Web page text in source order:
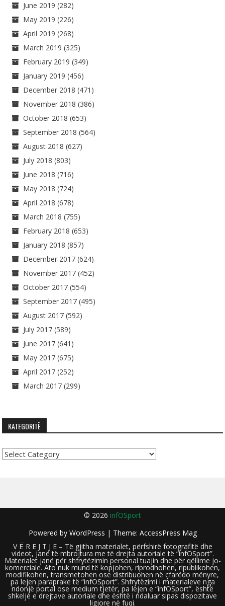
June 2019 (282)
May 2019 (226)
April 2019 (268)
March 2019 (325)
February 2019 (349)
January 2019 (456)
December 2018 (471)
November 2018 (386)
October 2018 (653)
September 2018 (564)
August 2018 (627)
July 2018 (803)
June 2018 (716)
May 2018 (724)
April 2018 (678)
March 2018 (755)
February 2018 (653)
January 2018 (857)
December 2017 (624)
November 2017 (452)
October 2017 (554)
September 2017 (495)
August 2017 (592)
July 2017 (589)
June 2017 (641)
May 2017 (675)
April 2017 (252)
March 2017 (299)
KATEGORITË
Kategoritë
© 2026 infOSport
Powered by WordPress | Theme: AccessPress Mag
V Ë R E J T J E – Të gjitha materialet, përfshirë fotografitë dhe
videot, janë të mbrojtura me të drejta autoriale të “infOSport”.
Materialet janë për shfrytëzimin personal tuajin dhe për qëllime jo-
komerciale. Ato nuk mund të kopjohen, riprodhohen, ripublikohen,
modifikohen, transmetohen ose distribuohen në çfarëdo mënyre,
pa lejen paraprake të “infOSport”. Shfrytëzimi i materialeve nga
ndonjë portal ose medium tjetër, pa lejen e “infOSport”, është
shkelje e drejtave autoriale dhe është i ndaluar sipas dispozitave
ligjore në fuqi.